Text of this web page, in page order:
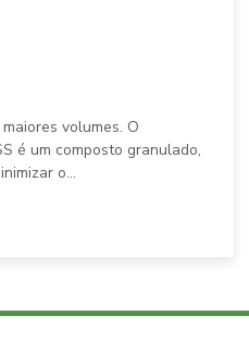
volumes. O
é um composto granulado,
o...